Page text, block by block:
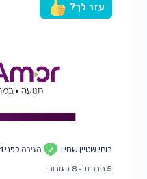
עזר לך?
רוחי שטיין שטיין הגיבהלפני 1 חודש, 2 שבועות
5 חברות
· 8 תגובות